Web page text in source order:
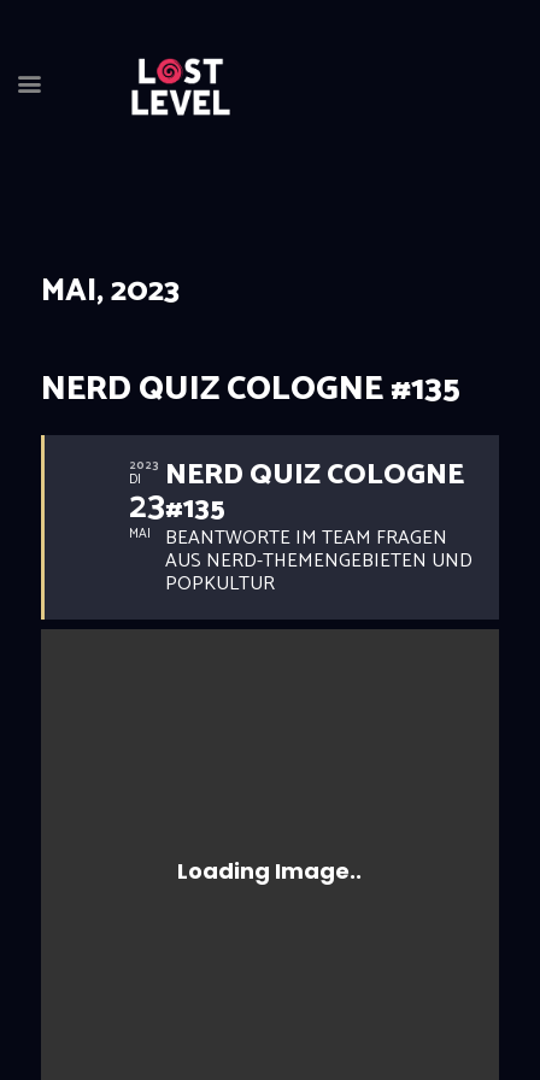
EVENTS
ABOUT
RESERVIERUNG
MAI, 2023
NERD QUIZ COLOGNE #135
2023
DI
23
MAI
NERD QUIZ COLOGNE
#135
BEANTWORTE IM TEAM FRAGEN
AUS NERD-THEMENGEBIETEN UND
POPKULTUR